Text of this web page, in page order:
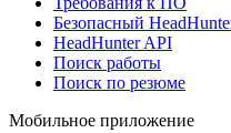
Безопасный
HeadHunter API
Поиск работы
Поиск по резюме
Мобильное приложение